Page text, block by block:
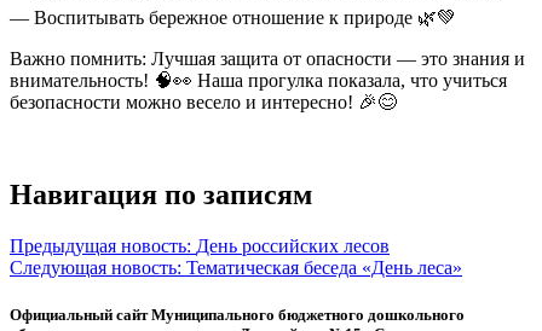
— Воспитывать бережное отношение к природе 🌿💚
Важно помнить: Лучшая защита от опасности — это знания и
внимательность! 🧠👀 Наша прогулка показала, что учиться
безопасности можно весело и интересно! 🎉😊
Навигация по записям
Предыдущая новость: День российских лесов
Следующая новость: Тематическая беседа «День леса»
Официальный сайт Муниципального бюджетного дошкольного